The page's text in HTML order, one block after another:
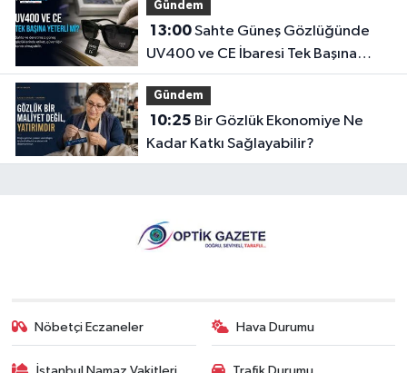
Gündem
13:00Sahte Güneş Gözlüğünde
UV400 ve CE İbaresi Tek Başına
Yeterli mi?
Gündem
10:25
Kadar Katkı Sağlayabilir?
Nöbetçi Eczaneler Hava Durumu